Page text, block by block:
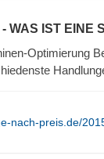
- WAS IST EINE
Optimierung
nach-preis.de/